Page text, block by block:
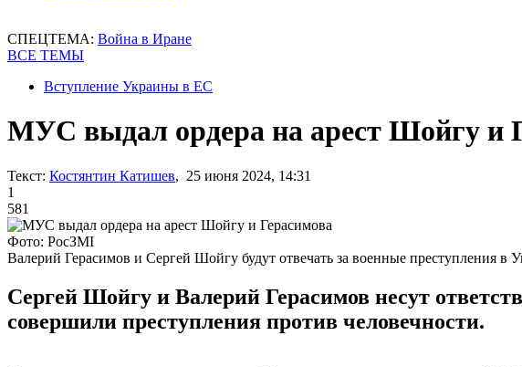
СПЕЦТЕМА: Война в Иране
ВСЕ ТЕМЫ
Вступление Украины в ЕС
МУС выдал ордера на арест Шойгу и
Текст: Костянтин Катишев, 25 июня 2024, 14:31
1
581
Фото: РосЗМІ
Валерий Герасимов и Сергей Шойгу будут отвечать за военные преступления в
Сергей Шойгу и Валерий Герасимов несут
совершили преступления против человечности.